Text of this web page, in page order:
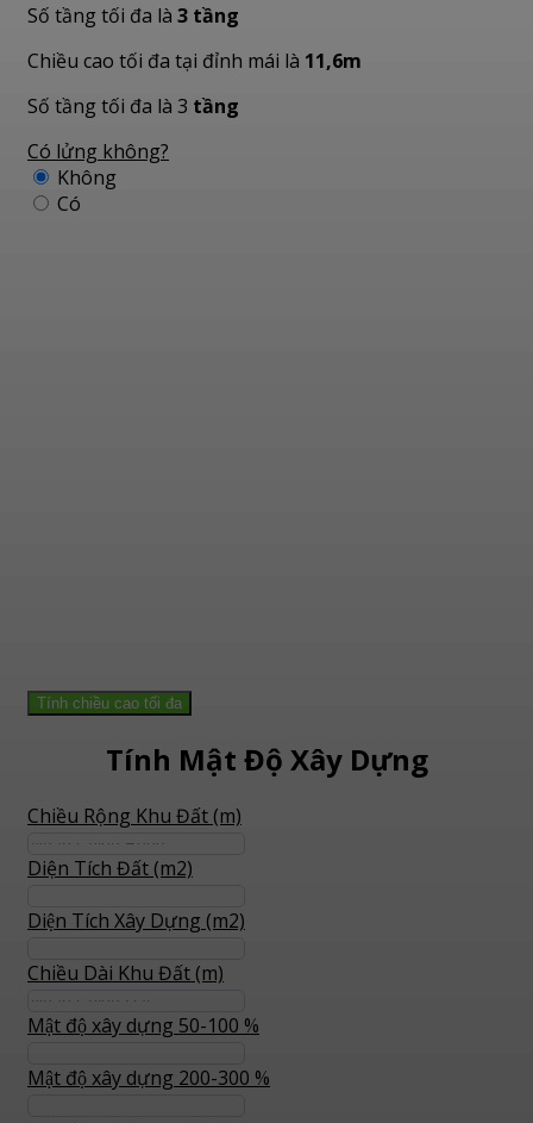
Số tầng tối đa là 3 tầng
Chiều cao tối đa tại đỉnh mái là 11,6m
Số tầng tối đa là 3 tầng
Có lửng không?
Không
Có
Tính chiều cao tối đa
Tính Mật Độ Xây Dựng
Chiều Rộng Khu Đất (m)
Diện Tích Đất (m2)
Diện Tích Xây Dựng (m2)
Chiều Dài Khu Đất (m)
Mật độ xây dựng 50-100 %
Mật độ xây dựng 200-300 %